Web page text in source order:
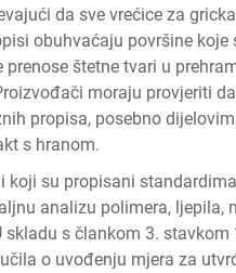
da sve vrećice za
obuhvaćaju površine
prenose štetne tvari u
moraju provjeriti
propisa, posebno
s hranom.
koji su propisani
analizu polimera, ljepila,
skladu s člankom 3.
o uvođenju mjera za